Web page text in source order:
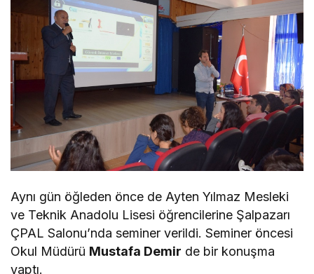
Aynı gün öğleden önce de Ayten Yılmaz Mesleki
ve Teknik Anadolu Lisesi öğrencilerine Şalpazarı
ÇPAL Salonu’nda seminer verildi. Seminer öncesi
Okul Müdürü Mustafa Demir de bir konuşma
yaptı.